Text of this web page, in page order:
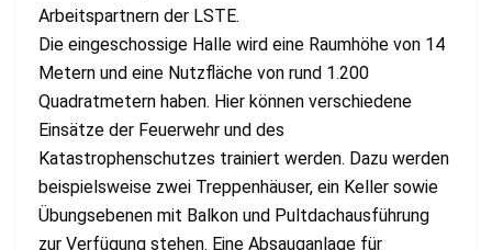
Arbeitspartnern der LSTE.
Die eingeschossige Halle wird eine Raumhöhe von 14
Metern und eine Nutzfläche von rund 1.200
Quadratmetern haben. Hier können verschiedene
Einsätze der Feuerwehr und des
Katastrophenschutzes trainiert werden. Dazu werden
beispielsweise zwei Treppenhäuser, ein Keller sowie
Übungsebenen mit Balkon und Pultdachausführung
zur Verfügung stehen. Eine Absauganlage für